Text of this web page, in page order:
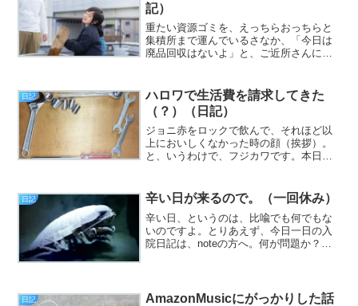
記）
重たい資源ゴミを、えっちらおっちらと
集積所まで運んでいるさなか、「今日は
廃品回収はないよ」と、ご近所さんに教
に限って下痢のフィーバー！ が復活し
て、不穏な空気に包まれる...
日記
ハロワで生活費を請求してきた
（？）（日記）
ジョニ赤をロックで飲んで、それほど以
上においしくなかった時の顔（挨拶）。
と、いうわけで、フジカワです。本日を
皆様いかがお過ごしでしょうか。今日の
エントリは、「ハロワなど...
日記 辛い日が来るので。（一回休み）
辛い日、というのは、比喩でも何でもな
いのですよ。とりあえず、今日一日の入
院日記は、noteの方へ。何が問題か？
ていたらまずいよね？ ...
日記
AmazonMusicにがっかりした話